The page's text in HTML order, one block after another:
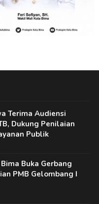
Terima Audiensi
Dukung Penilaian
Publik
Buka Gerbang
PMB Gelombang I